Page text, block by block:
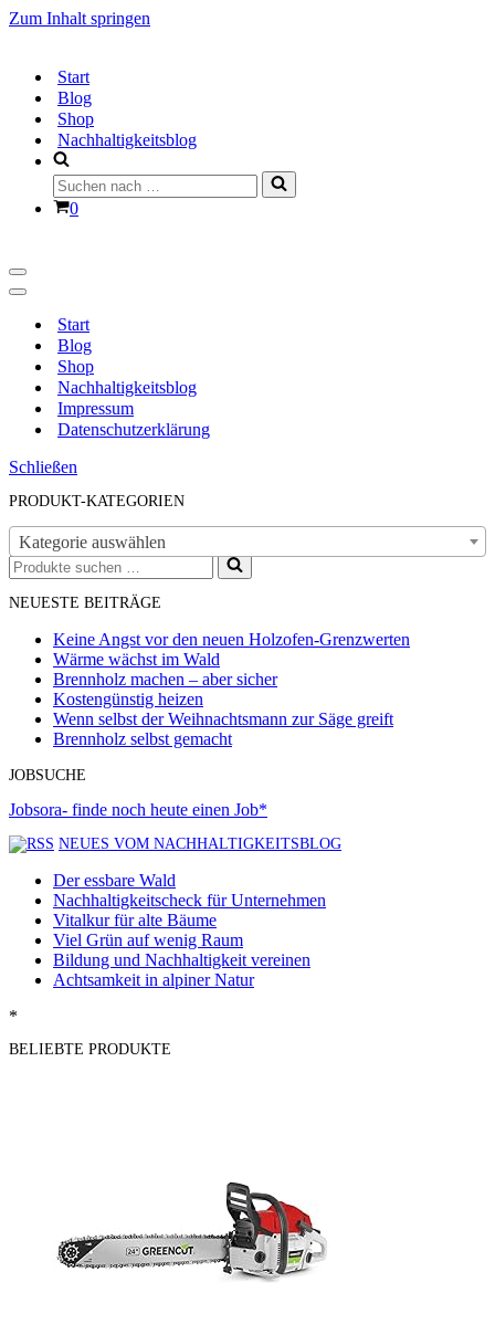
Zum Inhalt springen
Start
Blog
Shop
Nachhaltigkeitsblog
Suchen
nach …
Warenkorb
0
Navigationsmenü
Navigationsmenü
Start
Blog
Shop
Nachhaltigkeitsblog
Impressum
Datenschutzerklärung
Schließen
PRODUKT-KATEGORIEN
Kategorie auswählen
Suchen
nach …
NEUESTE BEITRÄGE
Keine Angst vor den neuen Holzofen-Grenzwerten
Wärme wächst im Wald
Brennholz machen – aber sicher
Kostengünstig heizen
Wenn selbst der Weihnachtsmann zur Säge greift
Brennholz selbst gemacht
JOBSUCHE
Jobsora- finde noch heute einen Job*
NEUES VOM NACHHALTIGKEITSBLOG
Der essbare Wald
Nachhaltigkeitscheck für Unternehmen
Vitalkur für alte Bäume
Viel Grün auf wenig Raum
Bildung und Nachhaltigkeit vereinen
Achtsamkeit in alpiner Natur
*
BELIEBTE PRODUKTE